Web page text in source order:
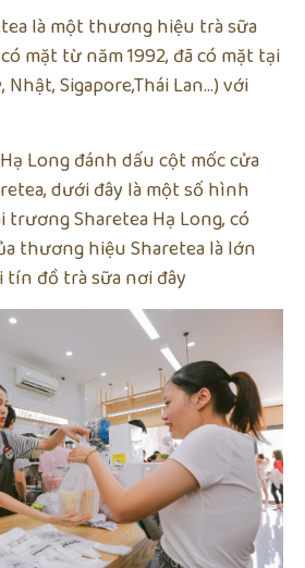
là một thương hiệu trà sữa
mặt từ năm 1992, đã có mặt tại
Nhật, Sigapore,Thái Lan…) với
Long đánh dấu cột mốc cửa
dưới đây là một số hình
Sharetea Hạ Long, có
thương hiệu Sharetea là lớn
đồ trà sữa nơi đây